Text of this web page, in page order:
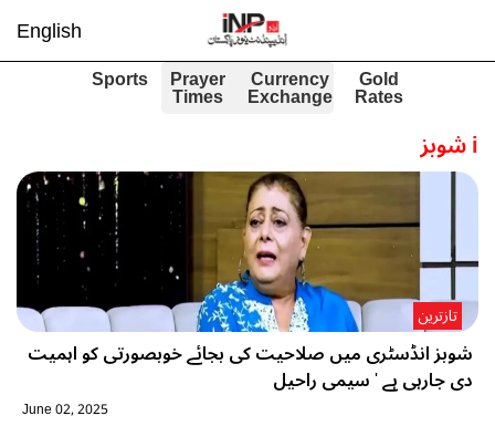
English
Gold
Rates
Currency
Exchange
Prayer
Times
Sports
iشوبز
شوبز انڈسٹری میں صلاحیت کی بجائے خوبصورتی کو اہمیت
دی جارہی ہے ' سیمی راحیل
تازترین
June 02, 2025